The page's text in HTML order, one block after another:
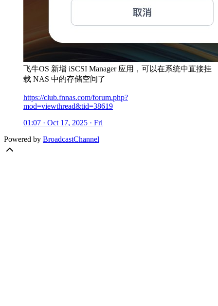
飞牛OS 新增 iSCSI Manager 应用，可以在系统中直接挂
载 NAS 中的存储空间了
https://club.fnnas.com/forum.php?
mod=viewthread&tid=38619
01:07 · Oct 17, 2025 · Fri
Powered by BroadcastChannel